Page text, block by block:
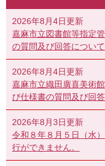
2026年8月4日更新
嘉麻市立図書館等指定
の質問及び回答について
2026年8月4日更新
嘉麻市立織田廣喜美術
び仕様書の質問及び回
2026年8月3日更新
令和８年８月５日（水
行ができません。